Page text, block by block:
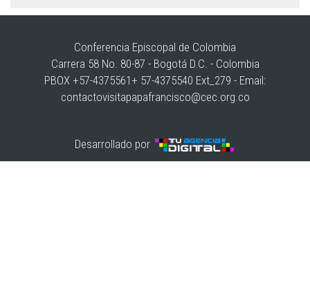
Conferencia Episcopal de Colombia
Carrera 58 No. 80-87 - Bogotá D.C. - Colombia
PBOX +57-4375561+ 57-4375540 Ext_279 - Email:
contactovisitapapafrancisco@cec.org.co
Desarrollado por